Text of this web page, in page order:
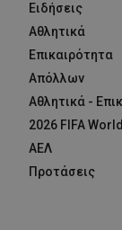
Ειδήσεις
Αθλητικά
Επικαιρότητα
Απόλλων
Αθλητικά -
2026 FIFA
ΑΕΛ
Προτάσεις